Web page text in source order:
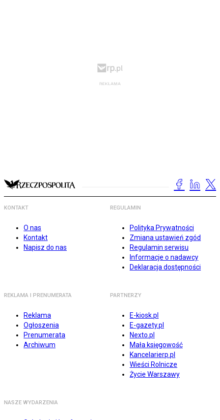
KONTAKT
O nas
Kontakt
Napisz do nas
REGULAMIN
Polityka Prywatności
Zmiana ustawień zgód
Regulamin serwisu
Informacje o nadawcy
Deklaracja dostępności
REKLAMA I PRENUMERATA
Reklama
Ogłoszenia
Prenumerata
Archiwum
PARTNERZY
E-kiosk.pl
E-gazety.pl
Nexto.pl
Mała księgowość
Kancelarierp.pl
Wieści Rolnicze
Życie Warszawy
NASZE WYDARZENIA